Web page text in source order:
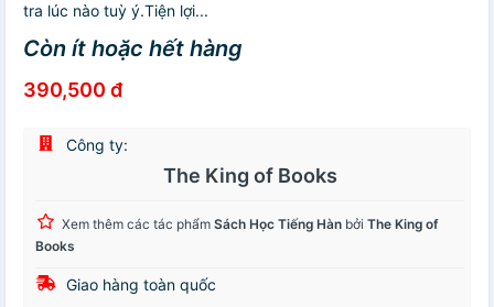
tra lúc nào tuỳ ý.Tiện lợi...
Còn ít hoặc hết hàng
390,500 đ
Công ty:
The King of Books
Xem thêm các tác phẩm Sách Học Tiếng Hàn bởi The King of
Books
Giao hàng toàn quốc